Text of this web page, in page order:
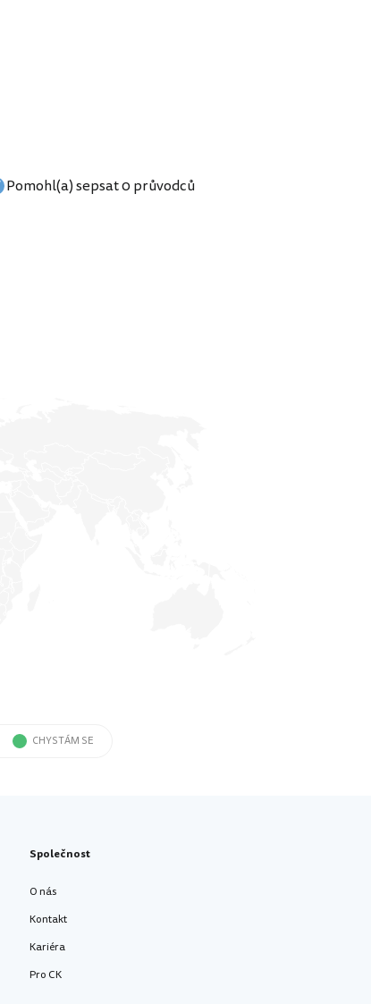
Pomohl(a) sepsat 0 průvodců
CHYSTÁM SE
Společnost
O nás
Kontakt
Kariéra
Pro CK